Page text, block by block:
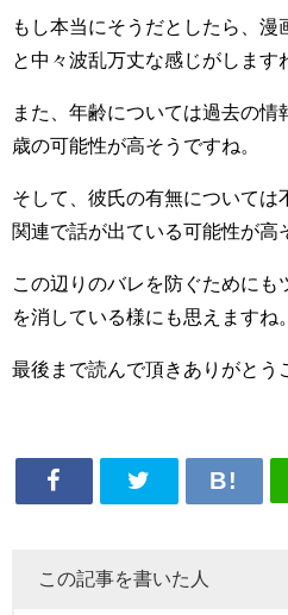
もし本当にそうだとしたら、漫
と中々波乱万丈な感じがします
また、年齢については過去の
歳の可能性が高そうですね。
そして、彼氏の有無については
関連で話が出ている可能性が高
この辺りのバレを防ぐためにも
を消している様にも思えますね。
最後まで読んで頂きありがとう
この記事を書いた人